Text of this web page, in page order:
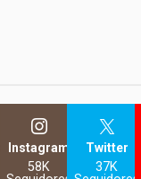
Instagram
58K
Twitter
37K